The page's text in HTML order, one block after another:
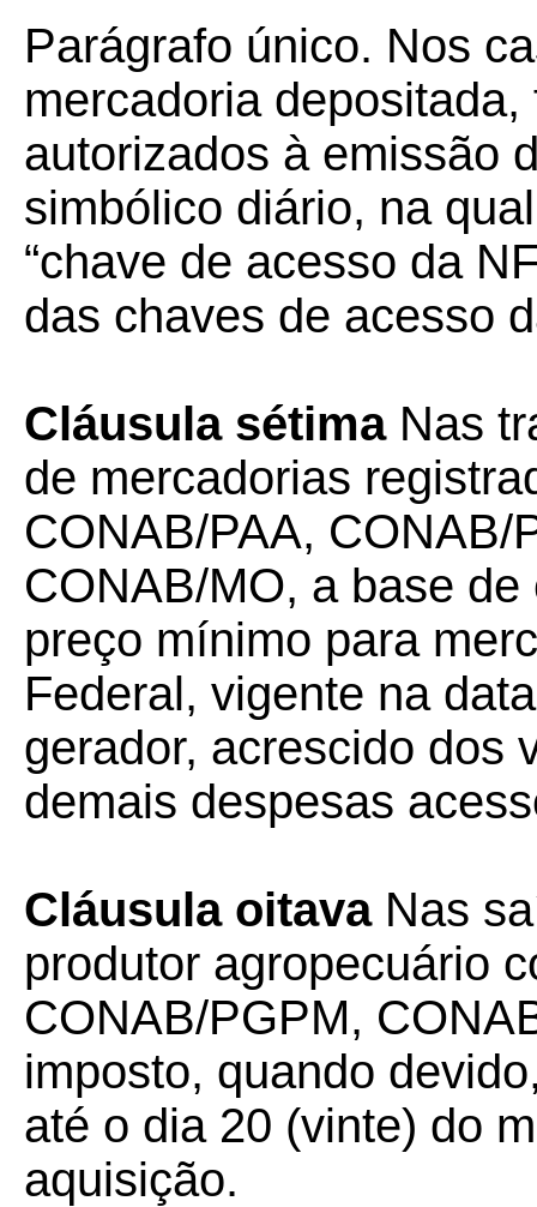
Parágrafo único. Nos
mercadoria
autorizados à emissão
simbólico diário, na
“chave de acesso da
das chaves de acesso
Cláusula sétimaNas
de mercadorias
CONAB/PAA, CONAB/
CONAB/MO, a base
preço mínimo para
Federal, vigente na
gerador, acrescido dos
demais despesas
Cláusula oitava Nas
produtor agropecuário
CONAB/PGPM,
imposto, quando
até o dia 20 (vinte) do
aquisição.